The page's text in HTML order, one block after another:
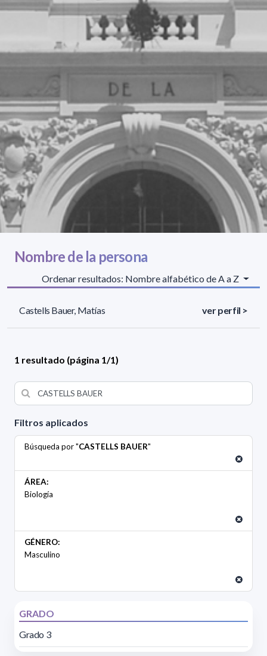
Filtros aplicados
Búsqueda por "CASTELLS BAUER"
ÁREA:
Biología
GÉNERO:
Masculino
GRADO
Grado 3
Nombre de la persona
Ordenar resultados: Nombre alfabético de A a Z
Castells Bauer, Matías ver perfil >
1 resultado (página 1/1)